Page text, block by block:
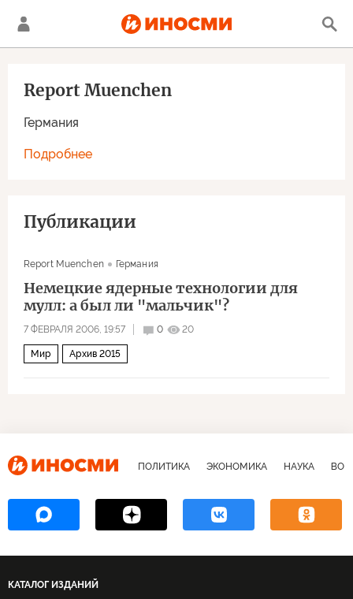
Германия
Report Muenchen
Подробнее
Публикации
Report Muenchen Германия
Немецкие ядерные технологии для
мулл: а был ли "мальчик"?
7 ФЕВРАЛЯ 2006, 19:57 0 20
Мир Архив 2015
ПОЛИТИКА ЭКОНОМИКА НАУКА
КАТАЛОГ ИЗДАНИЙ